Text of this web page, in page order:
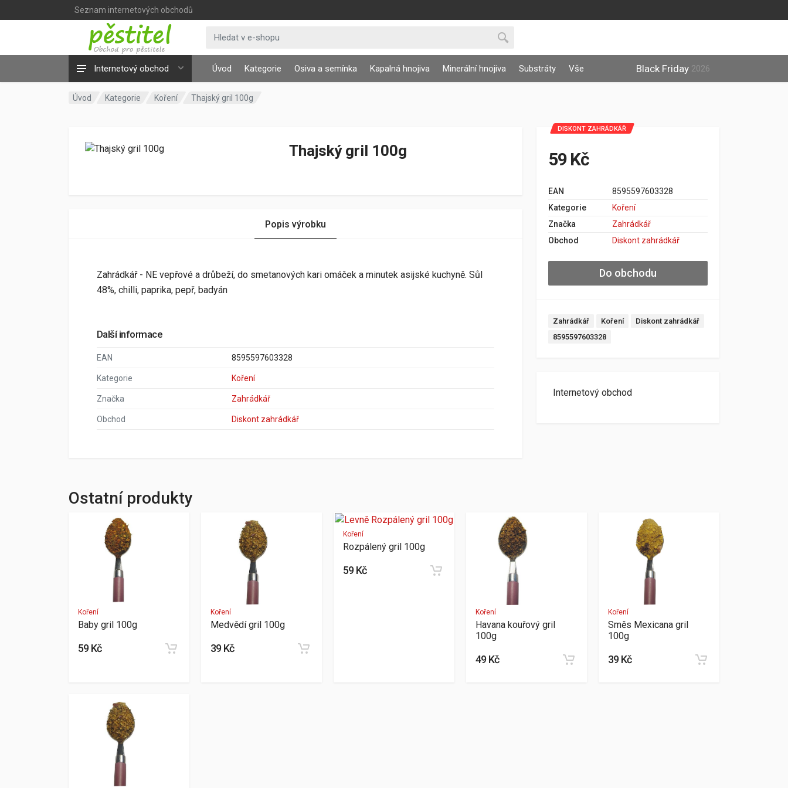
Seznam internetových obchodů
Internetový obchod Úvod Kategorie Osiva a semínka Kapalná hnojiva Minerální hnojiva Substráty Vše Black Friday 2026
Úvod Kategorie Koření Thajský gril 100g
Thajský gril 100g
DISKONT ZAHRÁDKÁŘ
59 Kč
EAN
8595597603328
Kategorie
Koření
Značka
Zahrádkář
Obchod
Diskont zahrádkář
Do obchodu
Zahrádkář Koření
Diskont zahrádkář
8595597603328
Internetový obchod
Popis výrobku
Zahrádkář - NE vepřové a drůbeží, do smetanových kari omáček a minutek asijské kuchyně. Sůl
48%, chilli, paprika, pepř, badyán
Další informace
EAN 8595597603328
Kategorie Koření
Značka Zahrádkář
Obchod Diskont zahrádkář
Ostatní produkty
Koření
Baby gril 100g
59 Kč
Koření
Medvědí gril 100g
39 Kč
Koření
Rozpálený gril 100g
59 Kč
Koření
Havana kouřový gril
100g
49 Kč
Koření
Směs Mexicana gril
100g
39 Kč